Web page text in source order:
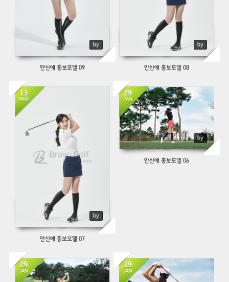
by
안신애 홍보모델 09
by
안신애 홍보모델 08
13
MAR
by
803
안신애 홍보모델 07
29
JAN
by
647
안신애 홍보모델 06
29
JAN
679 29
JAN
654